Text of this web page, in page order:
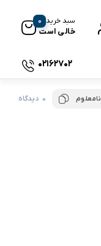
سبد خرید
خالی است
0
02162702
نامعلوم 0 دیدگاه